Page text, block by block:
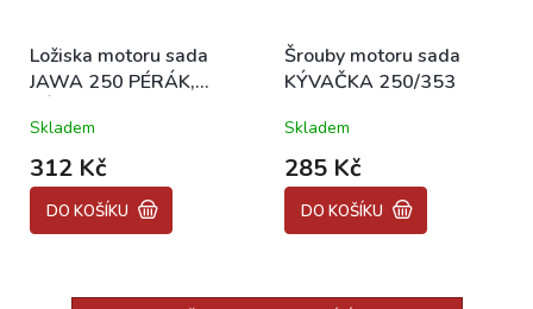
Ložiska motoru sada
JAWA 250 PÉRÁK,
Skladem
312 Kč
DO KOŠÍKU
Šrouby motoru sada
KÝVAČKA 250/353
Skladem
285 Kč
DO KOŠÍKU